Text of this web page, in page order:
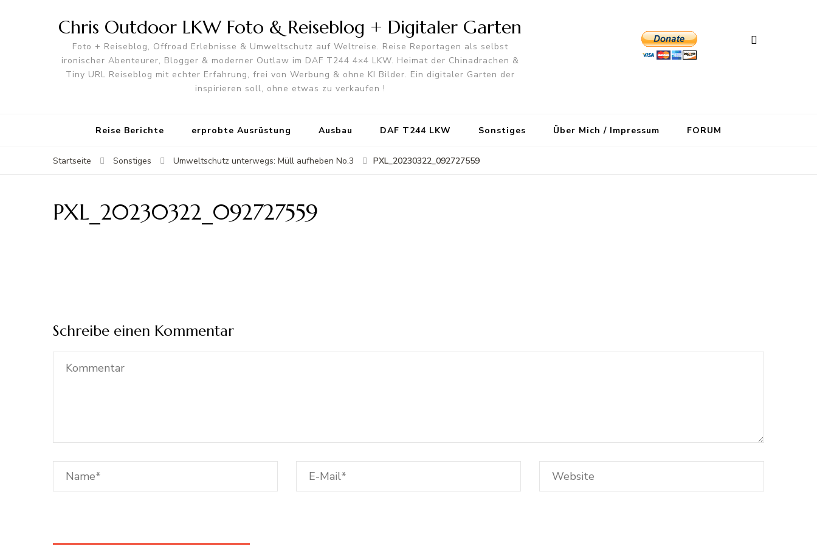
Chris Outdoor LKW Foto & Reiseblog + Digitaler Garten
Foto + Reiseblog, Offroad Erlebnisse & Umweltschutz auf Weltreise. Reise Reportagen als selbst
ironischer Abenteurer, Blogger & moderner Outlaw im DAF T244 4×4 LKW. Heimat der Chinadrachen &
Tiny URL Reiseblog mit echter Erfahrung, frei von Werbung & ohne KI Bilder. Ein digitaler Garten der
inspirieren soll, ohne etwas zu verkaufen !
Reise Berichte erprobte Ausrüstung Ausbau DAF T244 LKW Sonstiges Über Mich / Impressum FORUM
Startseite Sonstiges Umweltschutz unterwegs: Müll aufheben No.3 PXL_20230322_092727559
PXL_20230322_092727559
Schreibe einen Kommentar